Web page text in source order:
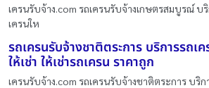
เครนรับจ้าง.com รถเครนรับจ้างเกษตรสมบูรณ์ บ
เครนให
รถเครนรับจ้างชาติตระการ บริการรถเ
ให้เช่า ให้เช่ารถเครน ราคาถูก
เครนรับจ้าง.com รถเครนรับจ้างชาติตระการ บริก